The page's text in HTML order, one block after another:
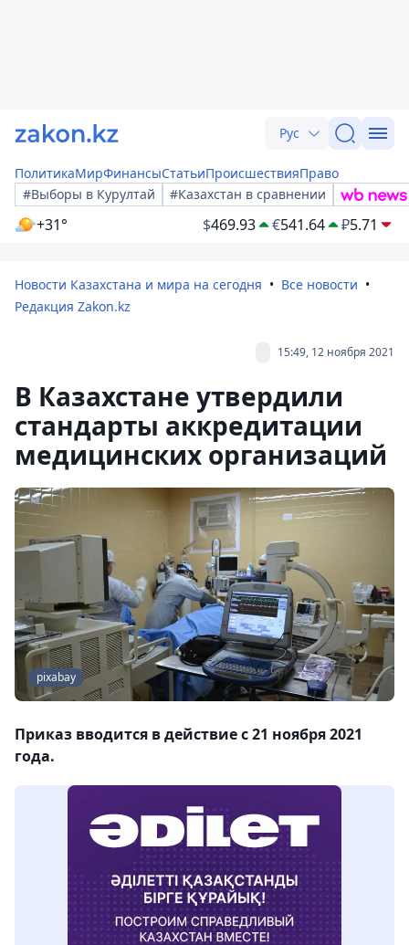
Рус
ПолитикаМирФинансыСтатьиПроисшествияПраво
#Выборы в Курултай
#Казахстан в сравнении
+31° $469.93 €541.64 ₽5.71
Новости Казахстана и мира на сегодня
Все новости
Редакция Zakon.kz
15:49, 12 ноября 2021
В Казахстане утвердили
стандарты аккредитации
медицинских организаций
pixabay
Приказ вводится в действие с 21 ноября 2021
года.